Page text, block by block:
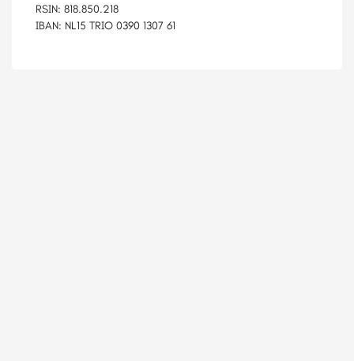
RSIN: 818.850.218
IBAN: NL15 TRIO 0390 1307 61